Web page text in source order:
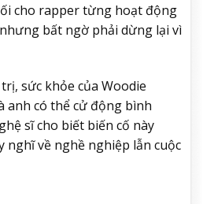
cho rapper từng hoạt động
bất ngờ phải dừng lại vì
sức khỏe của Woodie
anh có thể cử động bình
sĩ cho biết biến cố này
nghĩ về nghề nghiệp lẫn cuộc